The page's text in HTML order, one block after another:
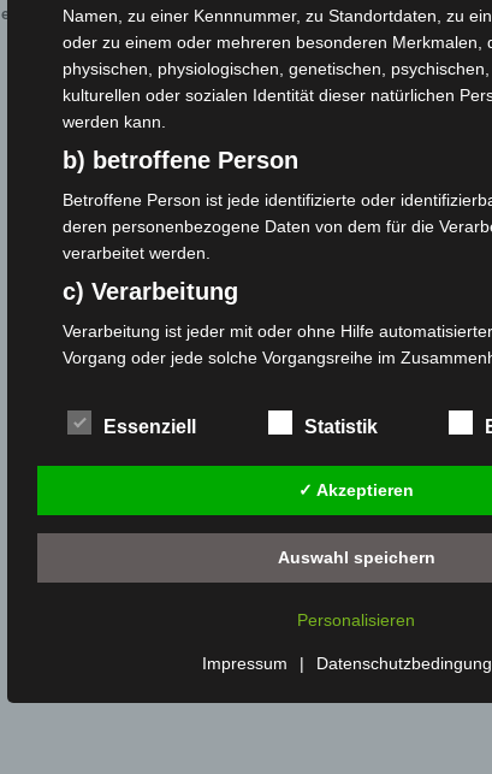
eingedämmt
Kreuz
Namen, zu einer Kennnummer, zu Standortdaten, zu
oder zu einem oder mehreren besonderen Merkmalen,
physischen, physiologischen, genetischen, psychischen,
kulturellen oder sozialen Identität dieser natürlichen
werden kann.
b) betroffene Person
Betroffene Person ist jede identifizierte oder
deren personenbezogene Daten von dem für die
verarbeitet werden.
c) Verarbeitung
Verarbeitung ist jeder mit oder ohne Hilfe
Vorgang oder jede solche Vorgangsreihe im
das Ordnen, die Speicherung, die Anpassung oder
das Abfragen, die Verwendung, die Offenlegung durch
oder eine andere Form der Bereitstellung, den Abgleich
die Einschränkung, das Löschen oder die Vernichtung.
d) Einschränkung der Verarbeitung
Einschränkung der Verarbeitung ist die Markierung
Profiling ist jede Art der automatisierten Verarbeitung
Daten, die darin besteht, dass diese
werden, um bestimmte persönliche Aspekte, die sich
Essenziell Statistik
✓ Akzeptieren
Auswahl speichern
Personalisieren
Impressum |